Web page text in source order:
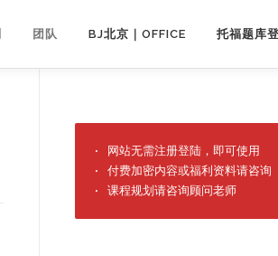
团队 BJ北京｜OFFICE 托福题库
· 网站无需注册登陆，即可使用
· 付费加密内容或福利资料请咨询
· 课程规划请咨询顾问老师